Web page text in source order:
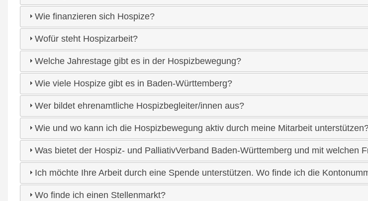
Wie finanzieren sich Hospize?
Wofür steht Hospizarbeit?
Welche Jahrestage gibt es in der Hospizbewegung?
Wie viele Hospize gibt es in Baden-Württemberg?
Wer bildet ehrenamtliche Hospizbegleiter/innen aus?
Wie und wo kann ich die Hospizbewegung aktiv durch meine Mitarbeit
Was bietet der Hospiz- und PalliativVerband Baden-Württemberg und mit welchen
Ich möchte Ihre Arbeit durch eine Spende unterstützen. Wo finde ich die
Wo finde ich einen Stellenmarkt?